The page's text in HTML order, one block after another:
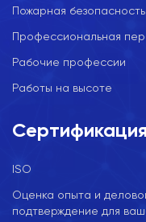
Пожарная безопасность
Профессиональная
Рабочие профессии
Работы на высоте
Сертификация
ISO
Оценка опыта и
подтверждение для